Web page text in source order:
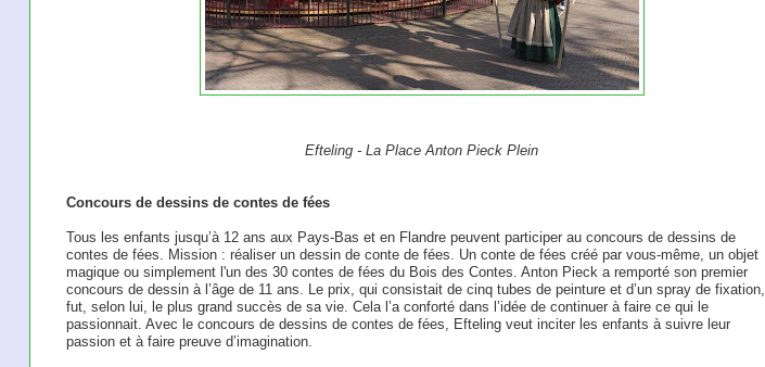
Efteling - La Place Anton Pieck Plein
Concours de dessins de contes de fées
Tous les enfants jusqu’à 12 ans aux Pays-Bas et en Flandre peuvent participer au concours de dessins de
contes de fées. Mission : réaliser un dessin de conte de fées. Un conte de fées créé par vous-même, un objet
magique ou simplement l'un des 30 contes de fées du Bois des Contes. Anton Pieck a remporté son premier
concours de dessin à l’âge de 11 ans. Le prix, qui consistait de cinq tubes de peinture et d’un spray de fixation,
fut, selon lui, le plus grand succès de sa vie. Cela l’a conforté dans l’idée de continuer à faire ce qui le
passionnait. Avec le concours de dessins de contes de fées, Efteling veut inciter les enfants à suivre leur
passion et à faire preuve d’imagination.